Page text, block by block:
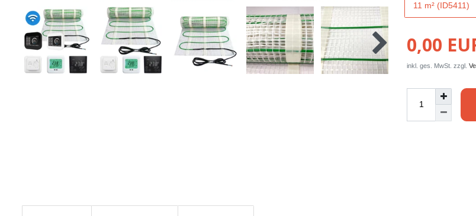
11 m² (ID5411)
0,00
inkl. ges. MwSt. zzgl.